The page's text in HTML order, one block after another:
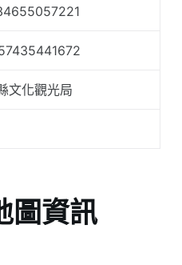
文化觀光局
圖資訊